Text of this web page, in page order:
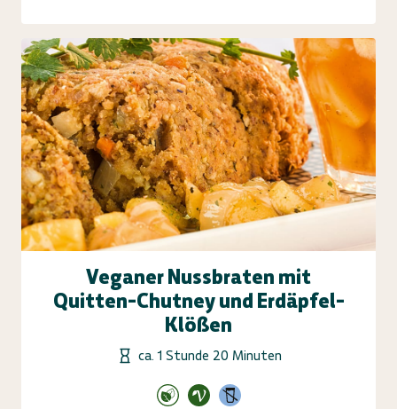
Veganer Nussbraten mit
Quitten-Chutney und Erdäpfel-
Klößen
ca. 1 Stunde 20 Minuten